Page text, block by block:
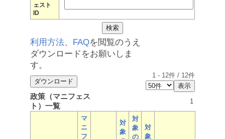
ェスト
ID
利用方法、 FAQを閲覧のうえ
ダウンロードをお願いしま
す。
1 - 12件 / 12件
政策（マニフェス
ト）一覧
1
マ
ニ
フ
対
象
対
象
の
対
象